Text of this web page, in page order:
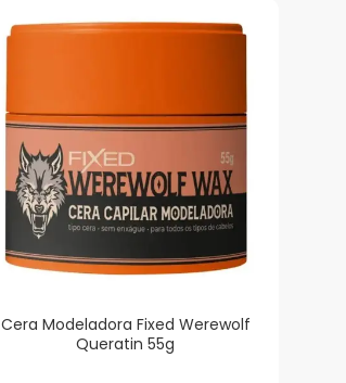
Cera Modeladora Fixed Werewolf
Queratin 55g